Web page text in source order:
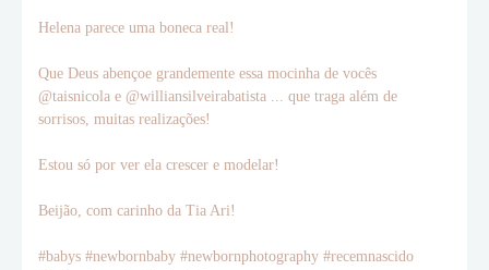
Helena parece uma boneca real!
Que Deus abençoe grandemente essa mocinha de vocês
@taisnicola e @williansilveirabatista ... que traga além de
sorrisos, muitas realizações!
Estou só por ver ela crescer e modelar!
Beijão, com carinho da Tia Ari!
#babys #newbornbaby #newbornphotography #recemnascido